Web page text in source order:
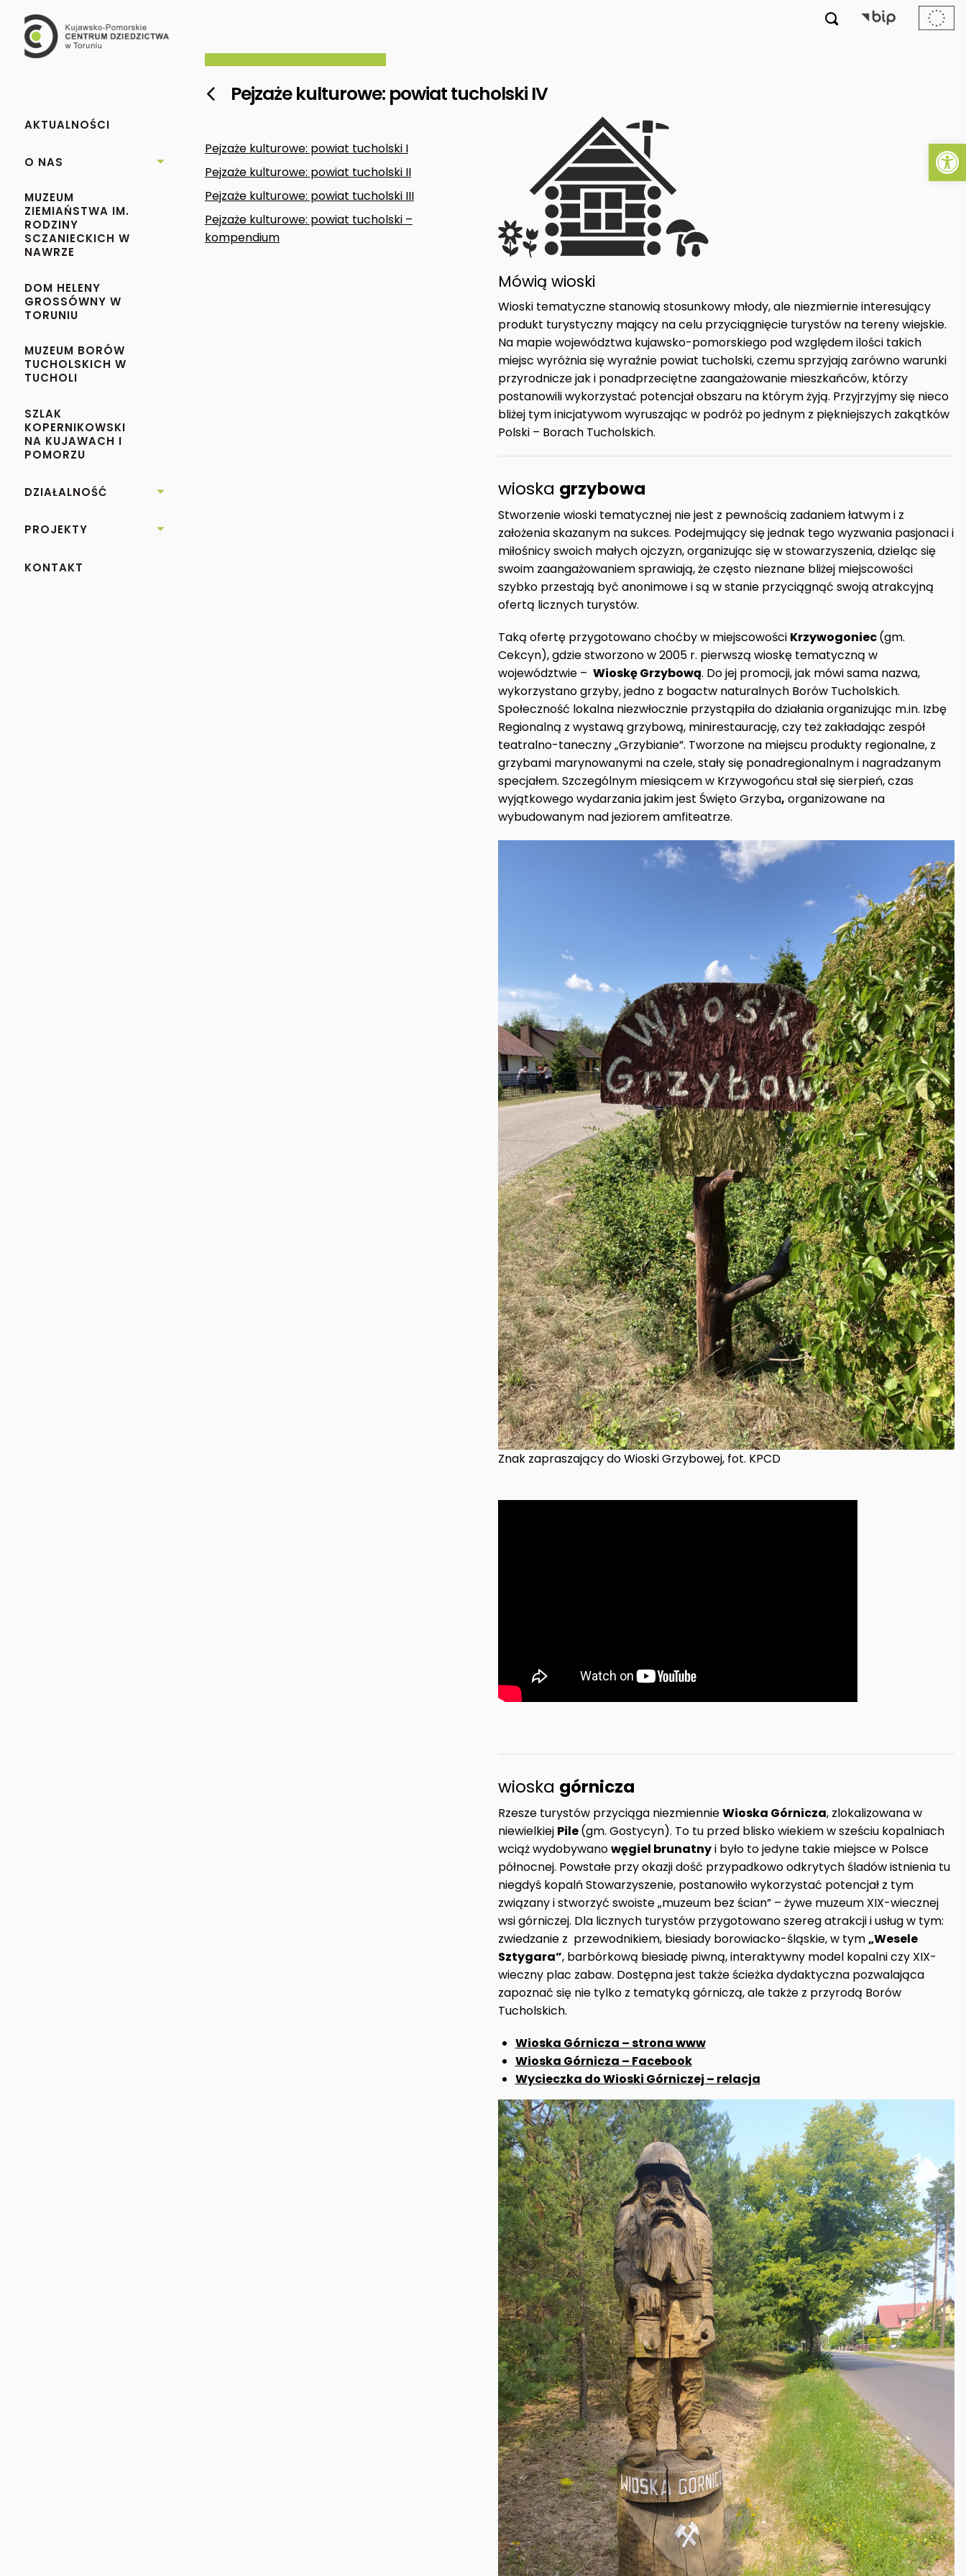
AKTUALNOŚCI
O NAS 
MUZEUM
ZIEMIAŃSTWA IM.
RODZINY
SCZANIECKICH W
NAWRZE
DOM HELENY
GROSSÓWNY W
TORUNIU
MUZEUM BORÓW
TUCHOLSKICH W
TUCHOLI
SZLAK
KOPERNIKOWSKI
NA KUJAWACH I
POMORZU
DZIAŁALNOŚĆ 
PROJEKTY 
KONTAKT

 Pejzaże kulturowe: powiat tucholski IV
Pejzaże kulturowe: powiat tucholski I
Pejzaże kulturowe: powiat tucholski II
Pejzaże kulturowe: powiat tucholski III
Pejzaże kulturowe: powiat tucholski –
kompendium
Mówią wioski
Wioski tematyczne stanowią stosunkowy młody, ale niezmiernie interesujący
produkt turystyczny mający na celu przyciągnięcie turystów na tereny wiejskie.
Na mapie województwa kujawsko-pomorskiego pod względem ilości takich
miejsc wyróżnia się wyraźnie powiat tucholski, czemu sprzyjają zarówno warunki
przyrodnicze jak i ponadprzeciętne zaangażowanie mieszkańców, którzy
postanowili wykorzystać potencjał obszaru na którym żyją. Przyjrzyjmy się nieco
bliżej tym inicjatywom wyruszając w podróż po jednym z piękniejszych zakątków
Polski – Borach Tucholskich.
wioska grzybowa
Stworzenie wioski tematycznej nie jest z pewnością zadaniem łatwym i z
założenia skazanym na sukces. Podejmujący się jednak tego wyzwania pasjonaci i
miłośnicy swoich małych ojczyzn, organizując się w stowarzyszenia, dzieląc się
swoim zaangażowaniem sprawiają, że często nieznane bliżej miejscowości
szybko przestają być anonimowe i są w stanie przyciągnąć swoją atrakcyjną
ofertą licznych turystów.
Taką ofertę przygotowano choćby w miejscowości Krzywogoniec(gm.
Cekcyn), gdzie stworzono w 2005 r. pierwszą wioskę tematyczną w
województwie – Wioskę Grzybową. Do jej promocji, jak mówi sama nazwa,
wykorzystano grzyby, jedno z bogactw naturalnych Borów Tucholskich.
Społeczność lokalna niezwłocznie przystąpiła do działania organizując m.in. Izbę
Regionalną z wystawą grzybową, minirestaurację, czy też zakładając zespół
teatralno-taneczny „Grzybianie”. Tworzone na miejscu produkty regionalne, z
grzybami marynowanymi na czele, stały się ponadregionalnym i nagradzanym
specjałem. Szczególnym miesiącem w Krzywogońcu stał się sierpień, czas
wyjątkowego wydarzania jakim jest Święto Grzyba, organizowane na
wybudowanym nad jeziorem amfiteatrze.
Znak zapraszający do Wioski Grzybowej, fot. KPCD
wioska górnicza
Rzesze turystów przyciąga niezmiennieWioska Górnicza, zlokalizowana w
niewielkiej Pile(gm. Gostycyn). To tu przed blisko wiekiem w sześciu kopalniach
wciąż wydobywanowęgiel brunatnyi było to jedyne takie miejsce w Polsce
północnej. Powstałe przy okazji dość przypadkowo odkrytych śladów istnienia tu
niegdyś kopalń Stowarzyszenie, postanowiło wykorzystać potencjał z tym
związany i stworzyć swoiste „muzeum bez ścian” – żywe muzeum XIX-wiecznej
wsi górniczej. Dla licznych turystów przygotowano szereg atrakcji i usług w tym:
zwiedzanie z przewodnikiem, biesiady borowiacko-śląskie, w tym„Wesele
Sztygara”, barbórkową biesiadę piwną, interaktywny model kopalni czy XIX-
wieczny plac zabaw. Dostępna jest także ścieżka dydaktyczna pozwalająca
zapoznać się nie tylko z tematyką górniczą, ale także z przyrodą Borów
Tucholskich.
Wioska Górnicza – strona www
Wioska Górnicza – Facebook
Wycieczka do Wioski Górniczej – relacja